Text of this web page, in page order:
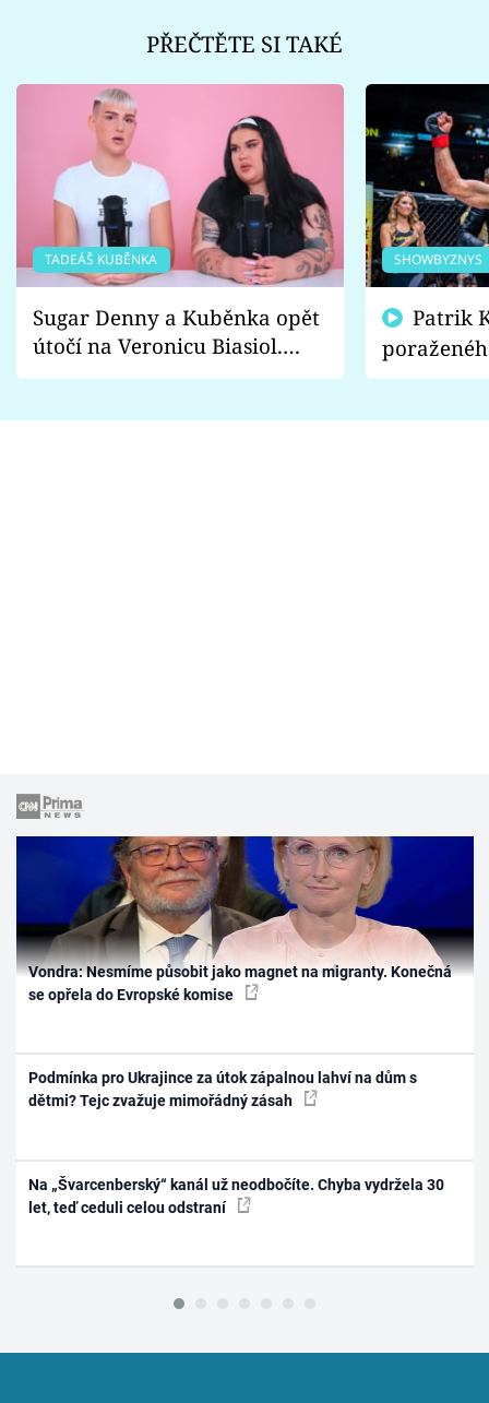
PŘEČTĚTE SI TAKÉ
TADEÁŠ KUBĚNKA
Sugar Denny a Kuběnka opět
útočí na Veronicu Biasiol.
Proč je podle nich falešná a
SHOWBYZNYS
fanoušci
Vondra: Nesmíme působit jako magnet na migranty. Konečná
se opřela do Evropské komise
Podmínka pro Ukrajince za útok zápalnou lahví na dům s
dětmi? Tejc zvažuje mimořádný zásah
Na „Švarcenberský“ kanál už neodbočíte. Chyba vydržela 30
let, teď ceduli celou odstraní